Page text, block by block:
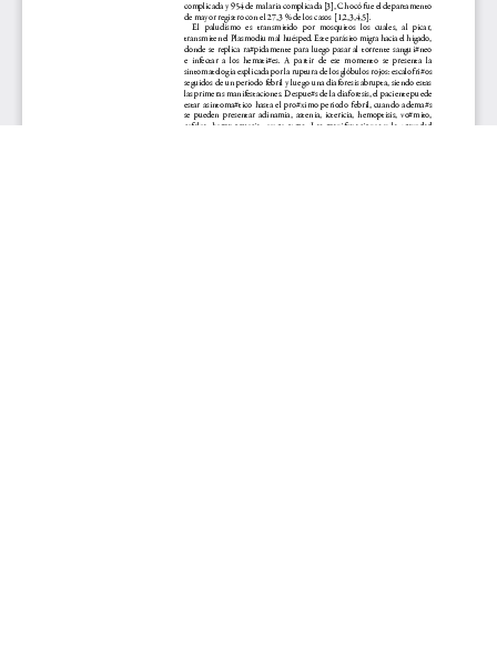
usuario. Al utilizar nuestro sitio web, usted acepta nuestra
Aceptar